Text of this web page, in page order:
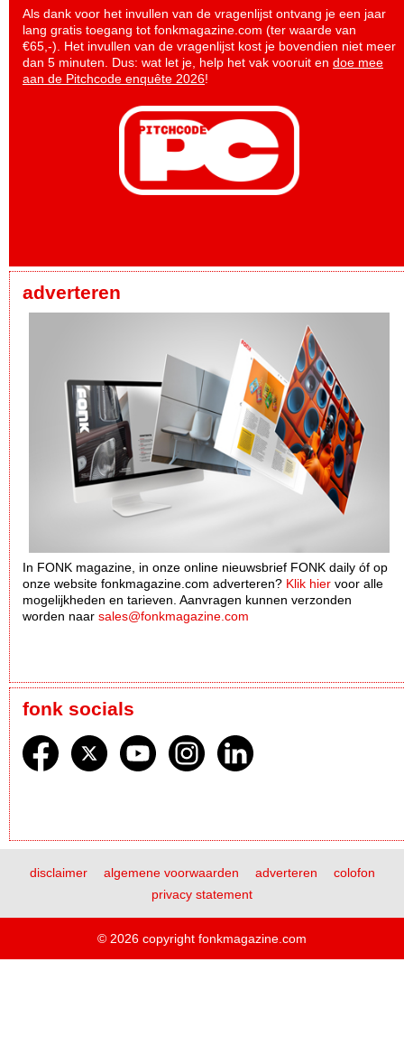
Als dank voor het invullen van de vragenlijst ontvang je een jaar
lang gratis toegang tot fonkmagazine.com (ter waarde van
€65,-). Het invullen van de vragenlijst kost je bovendien niet meer
dan 5 minuten. Dus: wat let je, help het vak vooruit en doe mee
aan de Pitchcode enquête 2026!
adverteren
In FONK magazine, in onze online nieuwsbrief FONK daily óf op
onze website fonkmagazine.com adverteren? Klik hier voor alle
mogelijkheden en tarieven. Aanvragen kunnen verzonden
worden naar sales@fonkmagazine.com
fonk socials
disclaimer algemene voorwaarden adverteren
colofon
privacy statement
© 2026 copyright fonkmagazine.com